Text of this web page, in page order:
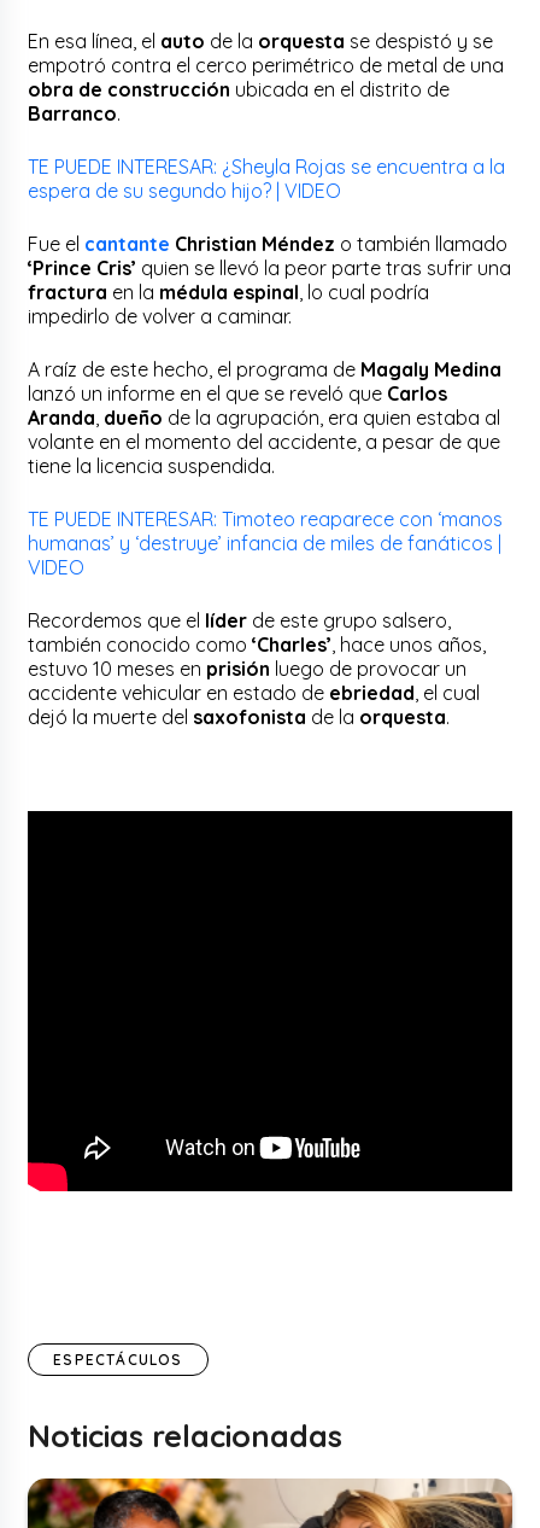
En esa línea, el auto de la orquesta se despistó y se
empotró contra el cerco perimétrico de metal de una
obra de construcción ubicada en el distrito de
Barranco.
TE PUEDE INTERESAR: ¿Sheyla Rojas se encuentra a la
espera de su segundo hijo? | VIDEO
Fue el cantante Christian Méndez o también llamado
‘Prince Cris’ quien se llevó la peor parte tras sufrir una
fractura en la médula espinal , lo cual podría
impedirlo de volver a caminar.
A raíz de este hecho, el programa de Magaly Medina
lanzó un informe en el que se reveló que Carlos
Aranda dueño de la agrupación, era quien estaba al
volante en el momento del accidente, a pesar de que
tiene la licencia suspendida.
TE PUEDE INTERESAR: Timoteo reaparece con ‘manos
humanas’ y ‘destruye’ infancia de miles de fanáticos |
VIDEO
Recordemos que el líder de este grupo salsero,
también conocido como‘Charles’ , hace unos años,
estuvo 10 meses en prisión luego de provocar un
accidente vehicular en estado de ebriedad , el cual
dejó la muerte del saxofonista de la orquesta.
ESPECTÁCULOS
Noticias relacionadas